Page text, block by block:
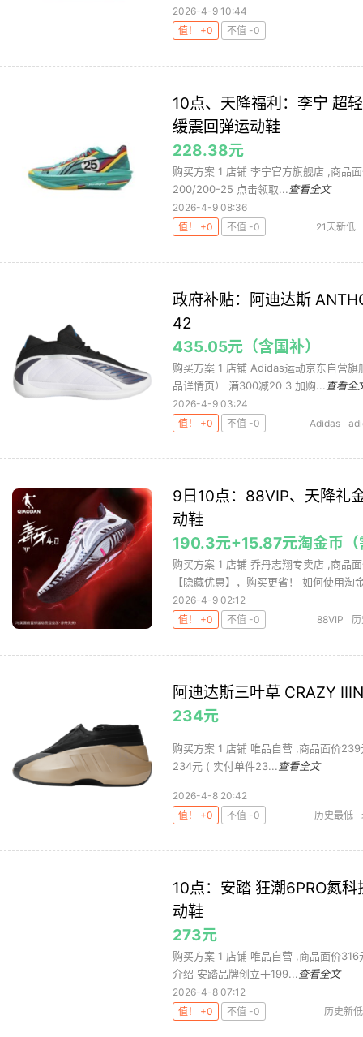
2026-4-9 10:44
值！ +0
不值 -0
10点、天降福利：李宁 超
缓震回弹运动鞋
228.38元
购买方案 1 店铺 李宁官方旗舰店 ,商
200/200-25 点击领取... 查看全文
2026-4-9 08:36
值！ +0
不值 -0 21天新低
政府补贴：阿迪达斯
42
435.05元（含国补）
购买方案 1 店铺 Adidas运动京东自营
品详情页） 满300减20 3 加购... 查看全
2026-4-9 03:24
值！ +0
不值 -0 Adidas
9日10点：88VIP、天降礼
动鞋
190.3元+15.87元淘金币（
购买方案 1 店铺 乔丹志翔专卖店 ,商品
【隐藏优惠】，购买更省！ 如何使用淘
2026-4-9 02:12
值！ +0
不值 -0 88VIP
阿迪达斯三叶草 CRAZY
234元
购买方案 1 店铺 唯品自营 ,商品面价
234元 ( 实付单件23... 查看全文
2026-4-8 20:42
值！ +0
不值 -0 历史最低
10点：安踏 狂潮6PRO氮
动鞋
273元
购买方案 1 店铺 唯品自营 ,商品面价
介绍 安踏品牌创立于199... 查看全文
2026-4-8 07:12
值！ +0
不值 -0 历史新低